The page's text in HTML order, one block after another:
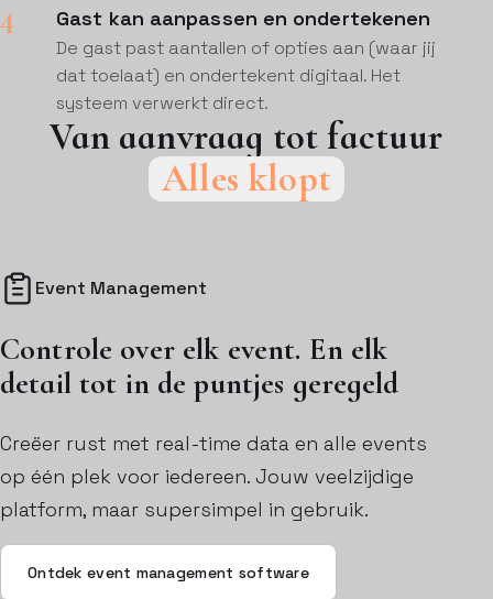
4 Gast kan aanpassen en ondertekenen
De gast past aantallen of opties aan (waar jij
dat toelaat) en ondertekent digitaal. Het
systeem verwerkt direct.
Van aanvraag tot factuur
Alles klopt
Event Management
Controle over elk event. En elk
detail tot in de puntjes geregeld
Creëer rust met real-time data en alle events
op één plek voor iedereen. Jouw veelzijdige
platform, maar supersimpel in gebruik.
Ontdek event management software